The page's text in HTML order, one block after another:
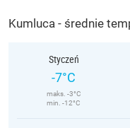
Kumluca - średnie
Styczeń
-7°C
maks. -3°C
min. -12°C